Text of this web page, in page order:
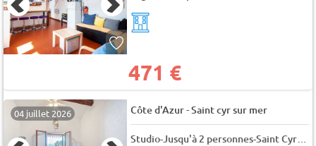
471 €
04 juillet 2026 Côte d'Azur-Saint cyr sur mer
Studio-Jusqu'à 2 personnes-Saint Cyr sur Mer - L oustalet